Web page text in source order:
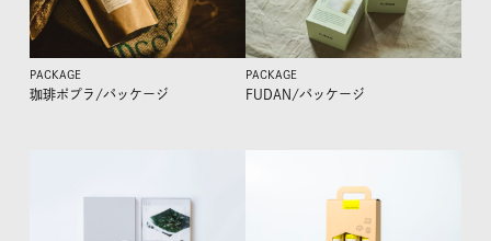
PACKAGE
珈琲ポプラ/パッケージ
PACKAGE
FUDAN/パッケージ